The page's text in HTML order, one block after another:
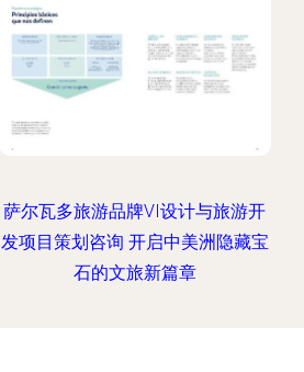
萨尔瓦多旅游品牌VI设计与旅游开
发项目策划咨询 开启中美洲隐藏宝
石的文旅新篇章